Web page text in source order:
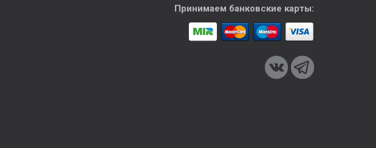
Принимаем банковские карты: